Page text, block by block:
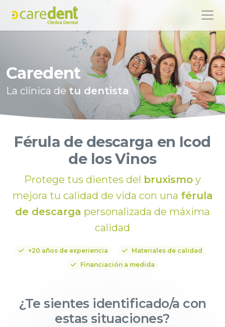
Caredent
La clínica de tu dentista
Férula de descarga en Icod
de los Vinos
Protege tus dientes del bruxismo y
mejora tu calidad de vida con una férula
de descarga personalizada de máxima
calidad
+20 años de experiencia
Materiales de calidad
Financiación a medida
¿Te sientes identificado/a con
estas situaciones?